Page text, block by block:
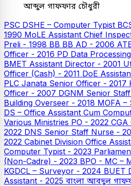
আব্দুল গাফফার চৌধুরী
PSC DSHE – Computer Typist
1990 MoLE Assistant Chief
Preli - 1998 BB BB AD - 2006
Officer - 2016 PD Data
BMET Assistant Director - 2001
Officer (Cash) - 2011 DoE
PLC Janata Senior Officer - 2017
Officer - 2007 DGNM Senior
Building Overseer - 2018 MOFA –
DS – Office Assistant Cum
Various Ministries PO - 2022
2022 DNS Senior Staff Nurse -
2022 Cabinet Division Office
Computer Typist - 2023
(Non-Cadre) - 2023 BPO - MC –
KGDCL – Surveyor - 2024 BUET
Assistant - 2025 বাংলা আবদুল